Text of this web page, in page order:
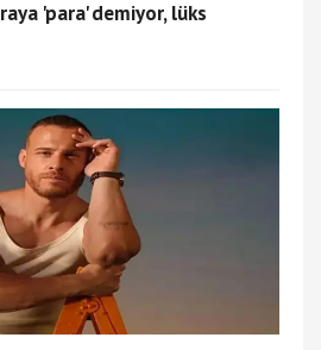
'para' demiyor, lüks